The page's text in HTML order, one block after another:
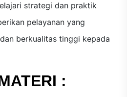
strategi dan praktik
pelayanan yang
berkualitas tinggi kepada
: